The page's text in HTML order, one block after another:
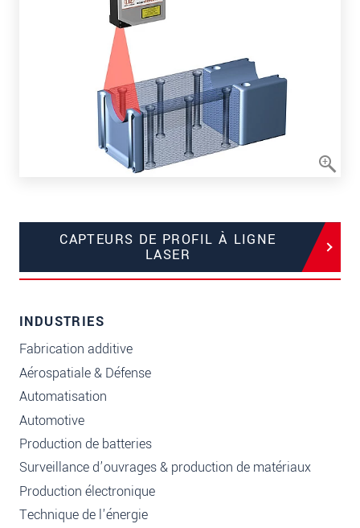
CAPTEURS DE PROFIL À LIGNE
LASER
INDUSTRIES
Fabrication additive
Aérospatiale & Défense
Automatisation
Automotive
Production de batteries
Surveillance d’ouvrages & production de matériaux
Production électronique
Technique de l'énergie